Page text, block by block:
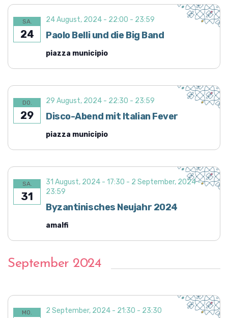
SA.
24 Paolo Belli und die Big Band
24 August, 2024 - 22:00 - 23:59
piazza municipio
DO.
29 Disco-Abend mit Italian Fever
29 August, 2024 - 22:30 - 23:59
piazza municipio
SA.
31
Byzantinisches Neujahr 2024
31 August, 2024 - 17:30 - 2 September, 2024 -
23:59
amalfi
September 2024
MO. 2 September, 2024 - 21:30 - 23:30